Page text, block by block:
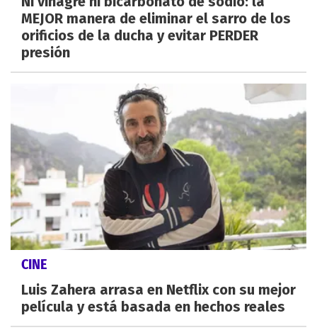
MEJOR manera de eliminar el sarro de los
orificios de la ducha y evitar PERDER
presión
CINE
Luis Zahera arrasa en Netflix con su mejor
película y está basada en hechos reales